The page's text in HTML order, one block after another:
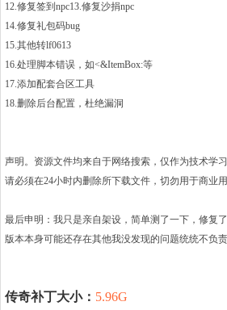
12.修复签到npc13.修复沙捐npc
14.修复礼包码bug
15.其他转lf0613
16.处理脚本错误，如<&ItemBox:等
17.添加配套合区工具
18.删除后台配置，杜绝漏洞
声明。资源文件均来自于网络搜索，仅作为技术学
请必须在24小时内删除所下载文件，切勿用于商业
最后申明：我只是亲自架设，简单测了一下，修复
版本本身可能还存在其他我没发现的问题统统不负
传奇补丁大小： 5.96G